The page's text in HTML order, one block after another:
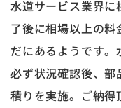
水道サービス業界
了後に相場以上の
だにあるようです。
必ず状況確認後、
積りを実施。ご納得